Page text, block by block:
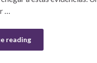
…
reading